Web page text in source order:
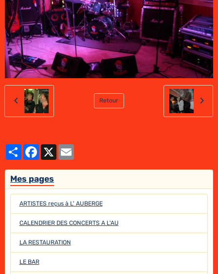
Retour
PartagerFacebook
X
Mes pages
ARTISTES reçus à L' AUBERGE
CALENDRIER DES CONCERTS A L'AU
LA RESTAURATION
LE BAR